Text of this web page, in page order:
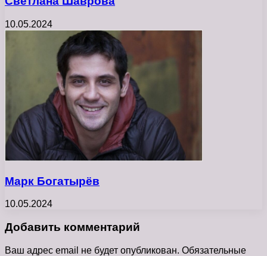
10.05.2024
Марк Богатырёв
10.05.2024
Добавить комментарий
Ваш адрес email не будет опубликован. Обязательные